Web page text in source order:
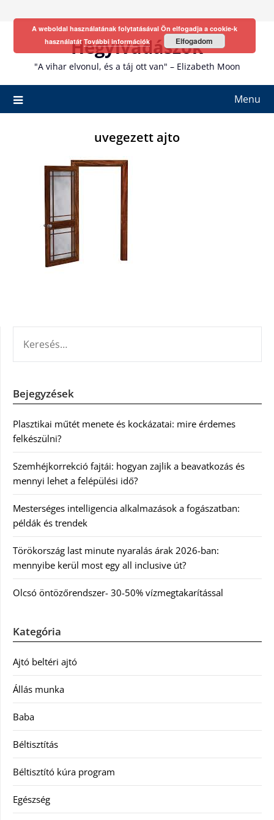
Hegyivadászok
"A vihar elvonul, és a táj ott van" – Elizabeth Moon
Menu
uvegezett ajto
Bejegyzések
Plasztikai műtét menete és kockázatai: mire érdemes
felkészülni?
Szemhéjkorrekció fajtái: hogyan zajlik a beavatkozás és
mennyi lehet a felépülési idő?
Mesterséges intelligencia alkalmazások a fogászatban:
példák és trendek
Törökország last minute nyaralás árak 2026-ban:
mennyibe kerül most egy all inclusive út?
Olcsó öntözőrendszer- 30-50% vízmegtakarítással
Kategória
Ajtó beltéri ajtó
Állás munka
Baba
Béltisztítás
Béltisztító kúra program
Egészség
A weboldal használatának folytatásával Ön elfogadja a cookie-k
használatátTovábbi információk Elfogadom